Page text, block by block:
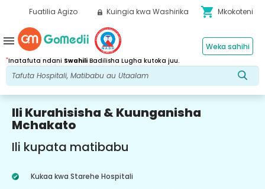
Fuatilia Agizo Kuingia kwa Washirika shopping_cart Mkokoteni
*Inatafuta ndani Swahili Badilisha Lugha kutoka juu.
Weka sahihi
menu
Ili Kurahisisha & Kuunganisha
Mchakato
Ili kupata matibabu
Kukaa kwa Starehe Hospitali